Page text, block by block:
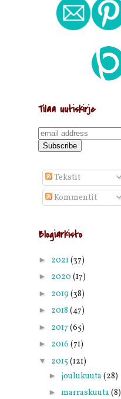
Tilaa uutiskirje
Tekstit
Kommentit
Blogiarkisto
► 2021 (37)
► 2020 (17)
► 2019 (38)
► 2018 (47)
► 2017 (65)
► 2016 (71)
▼ 2015 (121)
► joulukuuta (28)
► marraskuuta (8)